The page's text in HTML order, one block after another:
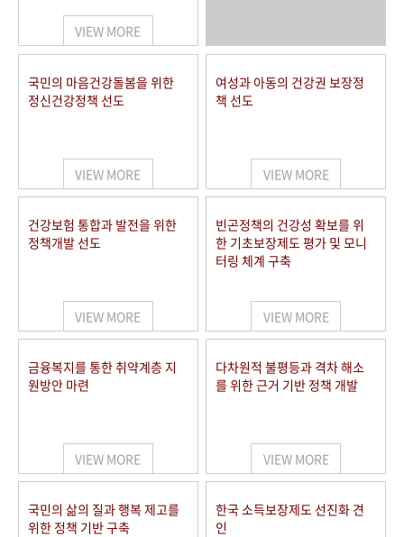
VIEW MORE
국민의 마음건강돌봄을 위한
정신건강정책 선도
VIEW MORE
여성과 아동의 건강권 보장정
책 선도
VIEW MORE
건강보험 통합과 발전을 위한
정책개발 선도
VIEW MORE
빈곤정책의 건강성 확보를 위
한 기초보장제도 평가 및 모니
터링 체계 구축
VIEW MORE
금융복지를 통한 취약계층 지
원방안 마련
VIEW MORE
다차원적 불평등과 격차 해소
를 위한 근거 기반 정책 개발
VIEW MORE
국민의 삶의 질과 행복 제고를
위한 정책 기반 구축
한국 소득보장제도 선진화 견
인